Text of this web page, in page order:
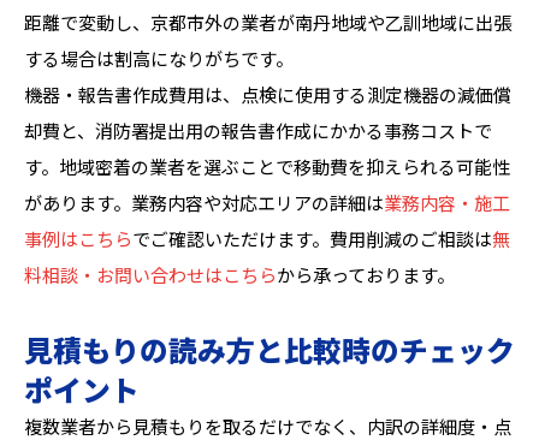
距離で変動し、京都市外の業者が南丹地域や乙訓地域に出張
する場合は割高になりがちです。
機器・報告書作成費用は、点検に使用する測定機器の減価償
却費と、消防署提出用の報告書作成にかかる事務コストで
す。地域密着の業者を選ぶことで移動費を抑えられる可能性
があります。業務内容や対応エリアの詳細は業務内容・施工
事例はこちらでご確認いただけます。費用削減のご相談は無
料相談・お問い合わせはこちらから承っております。
見積もりの読み方と比較時のチェック
ポイント
複数業者から見積もりを取るだけでなく、内訳の詳細度・点